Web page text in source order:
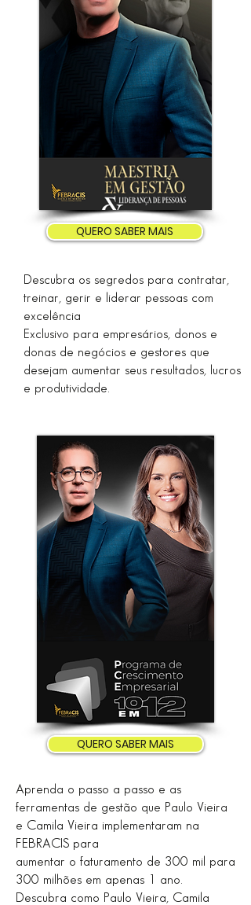
QUERO SABER MAIS
Descubra os segredos para contratar,
treinar, gerir e liderar pessoas com
excelência
Exclusivo para empresários, donos e
donas de negócios e gestores que
desejam aumentar seus resultados, lucros
e produtividade.
QUERO SABER MAIS
Aprenda o passo a passo e as
ferramentas de gestão que Paulo Vieira
e Camila Vieira implementaram na
FEBRACIS para
aumentar o faturamento de 300 mil para
300 milhões em apenas 1 ano.
Descubra como Paulo Vieira, Camila